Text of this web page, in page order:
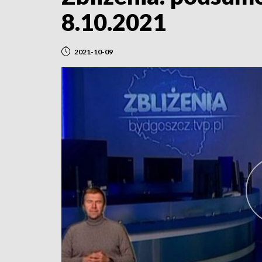
8.10.2021
2021-10-09